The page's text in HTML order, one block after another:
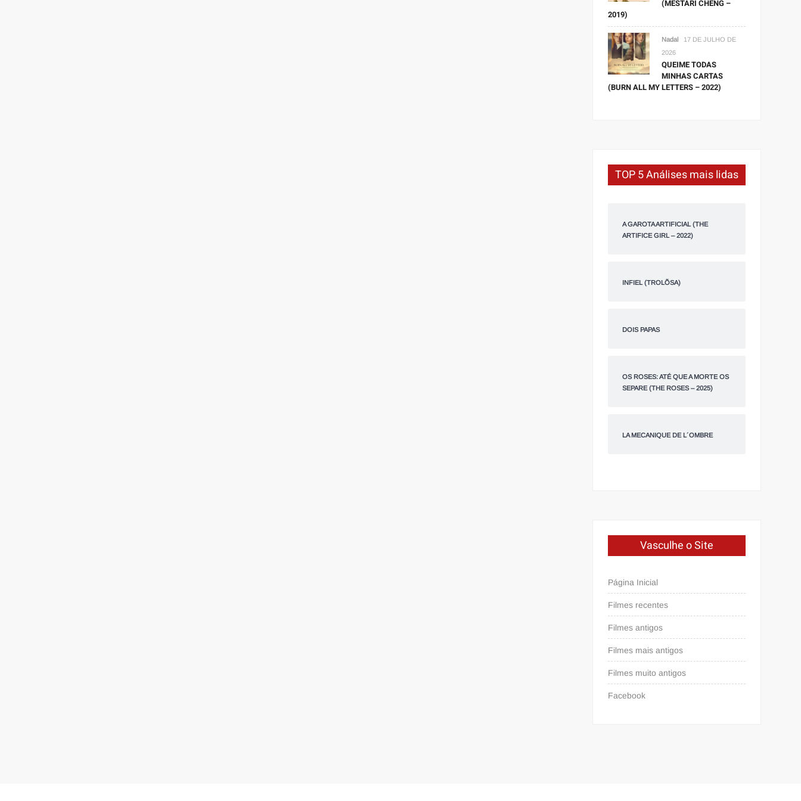
(MESTARI CHENG –
2019)
Nadal
17 DE JULHO DE
2026
QUEIME TODAS
MINHAS CARTAS
(BURN ALL MY LETTERS – 2022)
TOP 5 Análises mais lidas
A GAROTA ARTIFICIAL (THE
ARTIFICE GIRL – 2022)
INFIEL (TROLÕSA)
DOIS PAPAS
OS ROSES: ATÉ QUE A MORTE OS
SEPARE (THE ROSES – 2025)
LA MECANIQUE DE L´OMBRE
Vasculhe o Site
Página Inicial
Filmes recentes
Filmes antigos
Filmes mais antigos
Filmes muito antigos
Facebook